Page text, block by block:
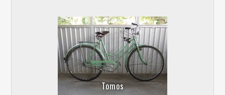
Tomos